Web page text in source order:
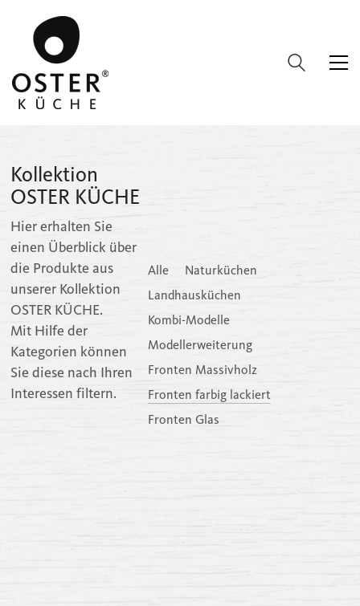
Kollektion
OSTER KÜCHE
Hier erhalten Sie
einen Überblick über
die Produkte aus
unserer Kollektion
OSTER KÜCHE.
Mit Hilfe der
Kategorien können
Sie diese nach Ihren
Interessen filtern.
Alle
Fronten farbig lackiert
Fronten Glas
Fronten Massivholz
Kombi-Modelle
Landhausküchen
Modellerweiterung
Naturküchen